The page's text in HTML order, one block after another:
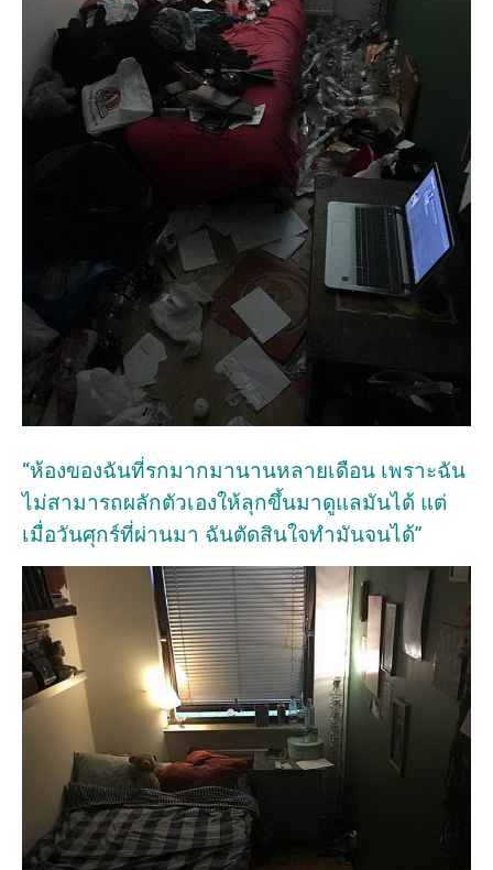
“ห้องของฉันที่รกมากมานานหลายเดือน เพราะฉัน
ไม่สามารถผลักตัวเองให้ลุกขึ้นมาดูแลมันได้ แต่
เมื่อวันศุกร์ที่ผ่านมา ฉันตัดสินใจทำมันจนได้”